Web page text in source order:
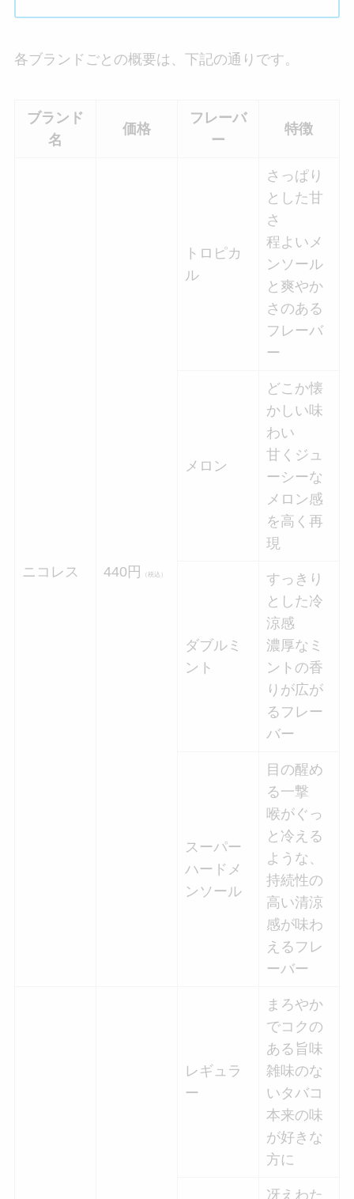
各ブランドごとの概要は、下記の通りです。
ブランド
名
価格
フレーバ
ー
特徴
ニコレス 440円 （税込）
トロピカ
ル
さっぱり
とした甘
さ
程よいメ
ンソール
と爽やか
さのある
フレーバ
ー
メロン
どこか懐
かしい味
わい
甘くジュ
ーシーな
メロン感
を高く再
現
ダブルミ
ント
すっきり
とした冷
涼感
濃厚なミ
ントの香
りが広が
るフレー
バー
スーパー
ハードメ
ンソール
目の醒め
る一撃
喉がぐっ
と冷える
ような、
持続性の
高い清涼
感が味わ
えるフレ
ーバー
レギュラ
ー
まろやか
でコクの
ある旨味
雑味のな
いタバコ
本来の味
が好きな
方に
冴えわた